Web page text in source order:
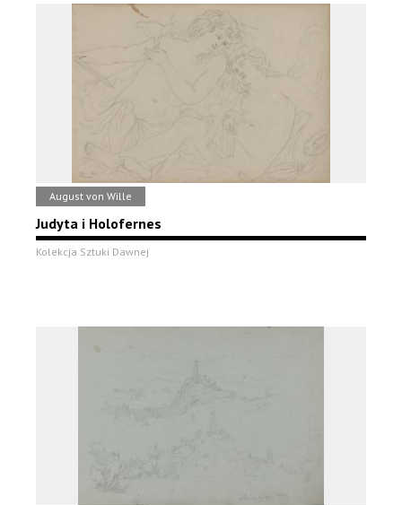
August von Wille
Judyta i Holofernes
Kolekcja Sztuki Dawnej